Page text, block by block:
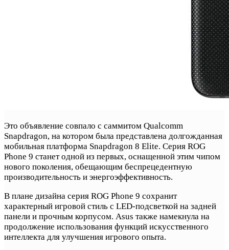
Это объявление совпало с саммитом Qualcomm
Snapdragon, на котором была представлена долгожданная
мобильная платформа Snapdragon 8 Elite. Серия ROG
Phone 9 станет одной из первых, оснащенной этим чипом
нового поколения, обещающим беспрецедентную
производительность и энергоэффективность.
В плане дизайна серия ROG Phone 9 сохранит
характерный игровой стиль с LED-подсветкой на задней
панели и прочным корпусом. Asus также намекнула на
продолжение использования функций искусственного
интеллекта для улучшения игрового опыта.